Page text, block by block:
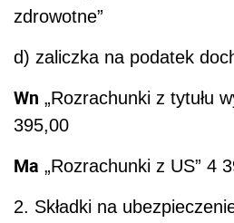
zdrowotne”
d) zaliczka na podatek
Wn „Rozrachunki z tytułu
395,00
Ma „Rozrachunki z US” 4
2. Składki na